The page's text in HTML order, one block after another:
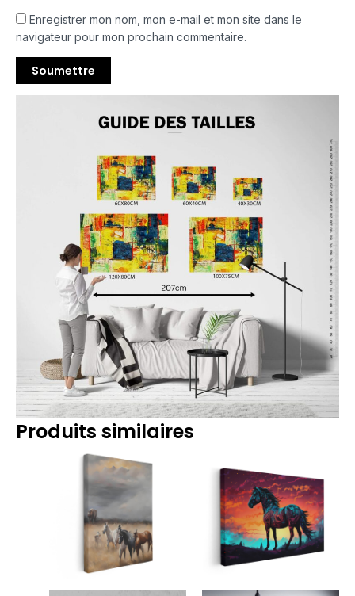
Enregistrer mon nom, mon e-mail et mon site dans le
navigateur pour mon prochain commentaire.
Produits similaires
de
prix :
14.90€
à
219.90€